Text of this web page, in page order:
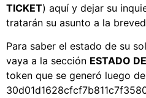
TICKET) aquí y dejar su
tratarán su asunto a la
Para saber el estado de su
vaya a la sección ESTADO
token que se generó luego